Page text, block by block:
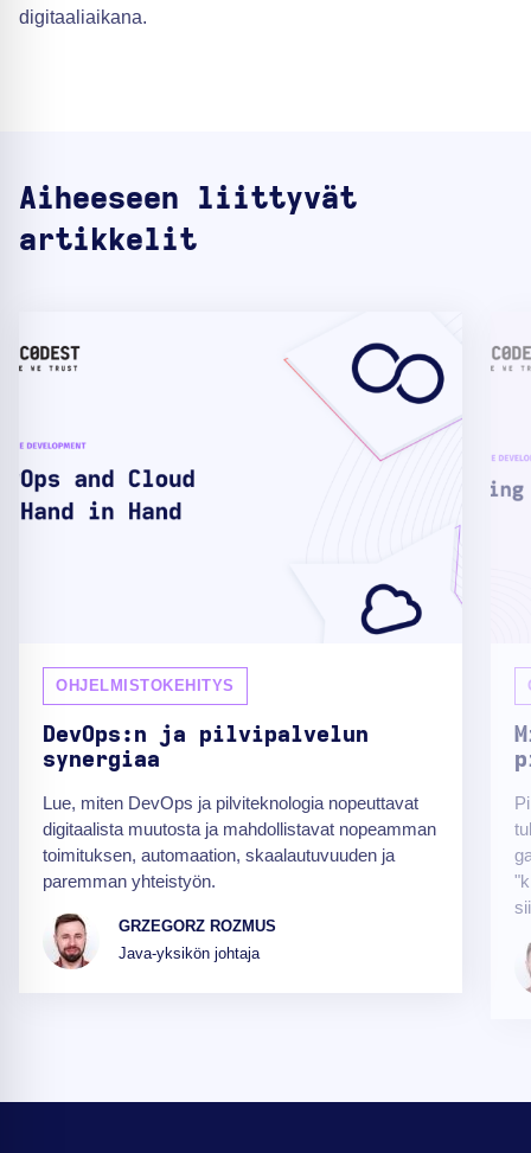
digitaaliaikana.
Aiheeseen liittyvät
artikkelit
OHJELMISTOKEHITYS
DevOps:n ja pilvipalvelun
synergiaa
Lue, miten DevOps ja pilviteknologia nopeuttavat
digitaalista muutosta ja mahdollistavat nopeamman
toimituksen, automaation, skaalautuvuuden ja
paremman yhteistyön.
GRZEGORZ ROZMUS
Java-yksikön johtaja